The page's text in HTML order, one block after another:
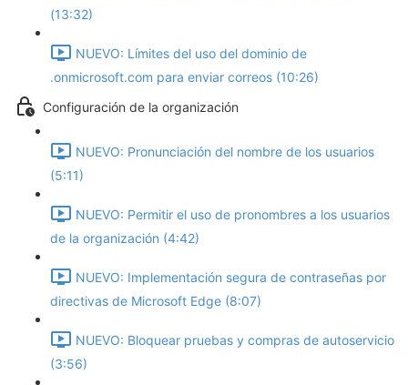
(13:32)
NUEVO: Límites del uso del dominio de
.onmicrosoft.com para enviar correos (10:26)
Configuración de la organización
NUEVO: Pronunciación del nombre de los usuarios
(5:11)
NUEVO: Permitir el uso de pronombres a los usuarios
de la organización (4:42)
NUEVO: Implementación segura de contraseñas por
directivas de Microsoft Edge (8:07)
NUEVO: Bloquear pruebas y compras de autoservicio
(3:56)